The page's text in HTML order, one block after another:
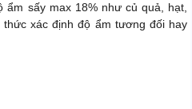
sấy max 18% như củ quả, hạt,
xác định độ ẩm tương đối hay